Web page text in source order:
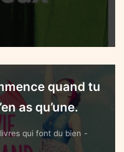
quand tu
as qu’une.
qui font du bien